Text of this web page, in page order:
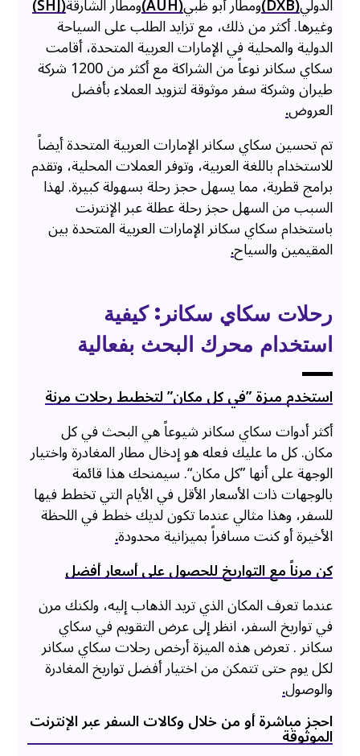
وغيرها. أكثر من ذلك، مع تزايد الطلب على السياحة
الدولية والمحلية في الإمارات العربية المتحدة، أقامت
سكاي سكانر نوعاً من الشراكة مع أكثر من 1200 شركة
طيران وشركة سفر موثوقة لتزويد العملاء بأفضل
العروض.
تم تحسين سكاي سكانر الإمارات العربية المتحدة أيضاً
للاستخدام باللغة العربية، وتوفر العملات المحلية، وتقدم
برامج قطرية، مما يسهل حجز رحلة بسهولة كبيرة. لهذا
السبب من السهل حجز رحلة عطلة عبر الإنترنت
باستخدام سكاي سكانر الإمارات العربية المتحدة بين
المقيمين والسياح.
رحلات سكاي سكانر: كيفية
استخدام محرك البحث بفعالية
استخدم ميزة ”في كل مكان” لتخطيط رحلات مرنة
أكثر أدوات سكاي سكانر شيوعاً هي البحث في كل
مكان. كل ما عليك فعله هو إدخال مطار المغادرة واختيار
الوجهة على أنها ”كل مكان“. سيمنحك هذا قائمة
بالوجهات ذات الأسعار الأقل في الأيام التي تخطط فيها
للسفر، وهذا مثالي عندما تكون لديك خطط في اللحظة
الأخيرة أو كنت مسافراً بميزانية محدودة.
كن مرناً مع التواريخ للحصول على أسعار أفضل
عندما تعرف المكان الذي تريد الذهاب إليه، ولكنك مرن
في تواريخ السفر، انظر إلى عرض التقويم في سكاي
سكانر . تعرض هذه الميزة أرخص رحلات سكاي سكانر
لكل يوم حتى تتمكن من اختيار أفضل تواريخ المغادرة
والوصول.
احجز مباشرة أو من خلال وكالات السفر عبر الإنترنت
الموثوقة